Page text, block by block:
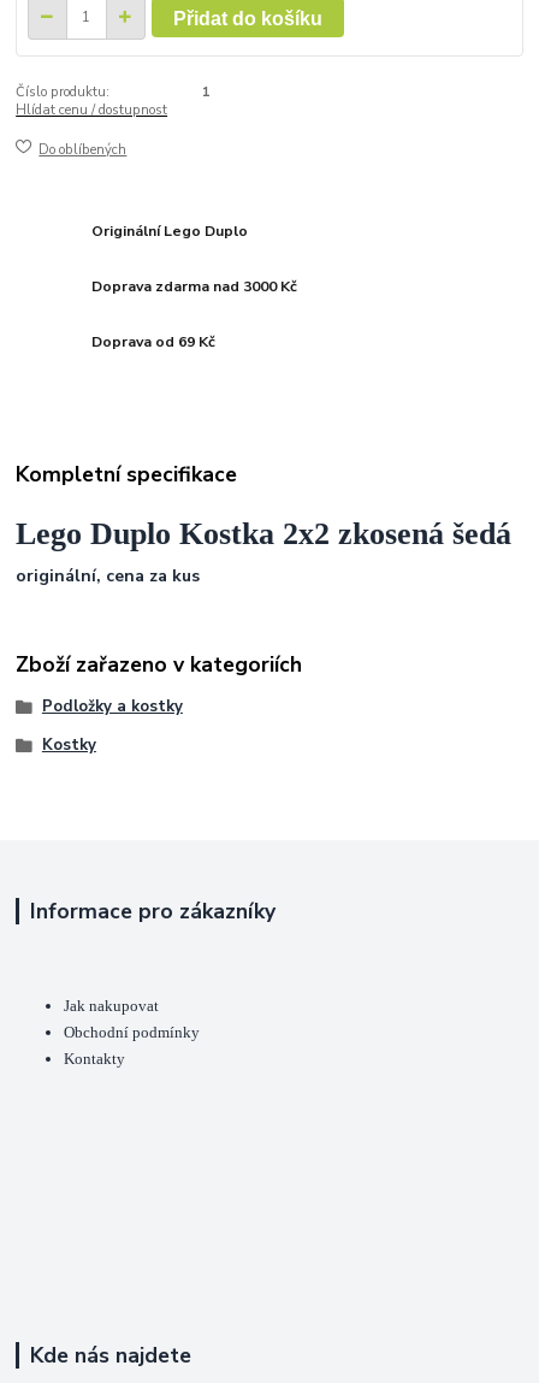
Přidat do košíku
Číslo produktu:
1
Hlídat cenu / dostupnost
Do oblíbených
Originální Lego Duplo
Doprava zdarma nad 3000 Kč
Doprava od 69 Kč
Kompletní specifikace
Lego Duplo Kostka 2x2 zkosená šedá
originální, cena za kus
Zboží zařazeno v kategoriích
Podložky a kostky
Kostky
Informace pro zákazníky
Jak nakupovat
Obchodní podmínky
Kontakty
Kde nás najdete